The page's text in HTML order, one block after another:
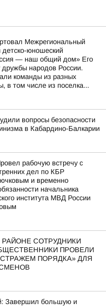
Межрегиональный
детско-юношеский
— наш общий дом» Его
дружбы народов России.
команды из разных
в том числе из поселка...
вопросы безопасности
в Кабардино-Балкарии
рабочую встречу с
дел по КБР
и временно
начальника
института МВД России
СОТРУДНИКИ
ПРОВЕЛИ
ПОРЯДКА» ДЛЯ
Завершил большую и